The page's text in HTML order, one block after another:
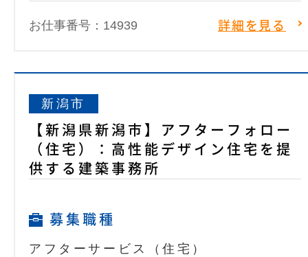
お仕事番号：14939 詳細を見る
新潟市
【新潟県新潟市】アフターフォロー
（住宅）：高性能デザイン住宅を提
供する建築事務所
募集職種
アフターサービス（住宅）